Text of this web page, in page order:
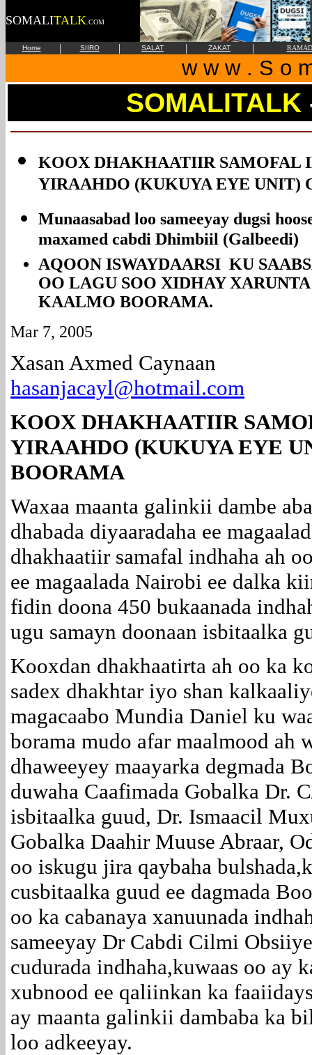
SOMALITALK .COM
Home | SIIRO | SALAT | ZAKAT |
w w w . S o
SOMALITALK
KOOX DHAKHAATIIR SAMOFAL
YIRAAHDO (KUKUYA EYE UNIT)
Munaasabad loo sameeyay dugsi
maxamed cabdi Dhimbiil (Galbeedi)
AQOON ISWAYDAARSI KU
OO LAGU SOO XIDHAY
KAALMO BOORAMA.
Mar 7, 2005
Xasan Axmed Caynaan
hasanjacayl@hotmail.com
KOOX DHAKHAATIIR
YIRAAHDO (KUKUYA EYE
BOORAMA
Waxaa maanta galinkii dambe
dhabada diyaaradaha ee
dhakhaatiir samafal indhaha ah
ee magaalada Nairobi ee dalka
fidin doona 450 bukaanada
ugu samayn doonaan isbitaalka
Kooxdan dhakhaatirta ah oo ka
sadex dhakhtar iyo shan
magacaabo Mundia Daniel ku
borama mudo afar maalmood ah
dhaweeyey maayarka degmada
duwaha Caafimada Gobalka Dr.
isbitaalka guud, Dr. Ismaacil
Gobalka Daahir Muuse Abraar,
oo iskugu jira qaybaha
cusbitaalka guud ee dagmada
oo ka cabanaya xanuunada
sameeyay Dr Cabdi Cilmi
cudurada indhaha,kuwaas oo ay
xubnood ee qaliinkan ka
ay maanta galinkii dambaba ka
loo adkeeyay.